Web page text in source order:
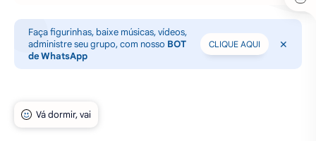
Faça figurinhas, baixe músicas, vídeos,
administre seu grupo, com nosso BOT
de WhatsApp
CLIQUE AQUI